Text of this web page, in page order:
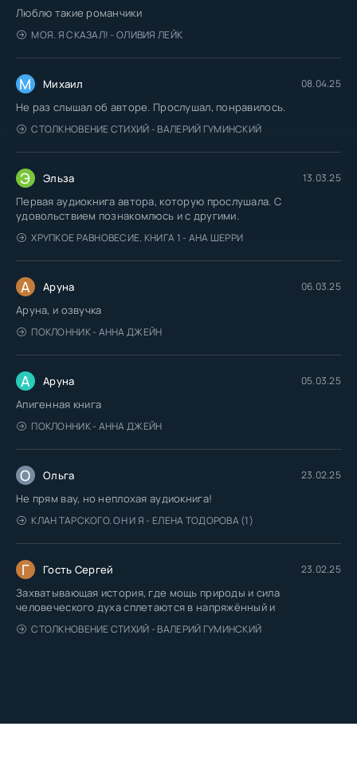
Люблю такие романчики
МОЯ. Я СКАЗАЛ! - ОЛИВИЯ ЛЕЙК
М Михаил 08.04.25
Не раз слышал об авторе. Прослушал, понравилось.
СТОЛКНОВЕНИЕ СТИХИЙ - ВАЛЕРИЙ ГУМИНСКИЙ
Э Эльза 13.03.25
Первая аудиокнига автора, которую прослушала. С
удовольствием познакомлюсь и с другими.
ХРУПКОЕ РАВНОВЕСИЕ. КНИГА 1 - АНА ШЕРРИ
А Аруна 06.03.25
Аруна, и озвучка
ПОКЛОННИК - АННА ДЖЕЙН
А Аруна 05.03.25
Апигенная книга
ПОКЛОННИК - АННА ДЖЕЙН
О Ольга 23.02.25
Не прям вау, но неплохая аудиокнига!
КЛАН ТАРСКОГО. ОН И Я - ЕЛЕНА ТОДОРОВА (1)
Г Гость Сергей 23.02.25
Захватывающая история, где мощь природы и сила
человеческого духа сплетаются в напряжённый и
СТОЛКНОВЕНИЕ СТИХИЙ - ВАЛЕРИЙ ГУМИНСКИЙ